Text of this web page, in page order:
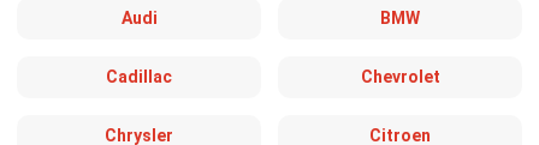
Audi BMW
Cadillac Chevrolet
Chrysler Citroen